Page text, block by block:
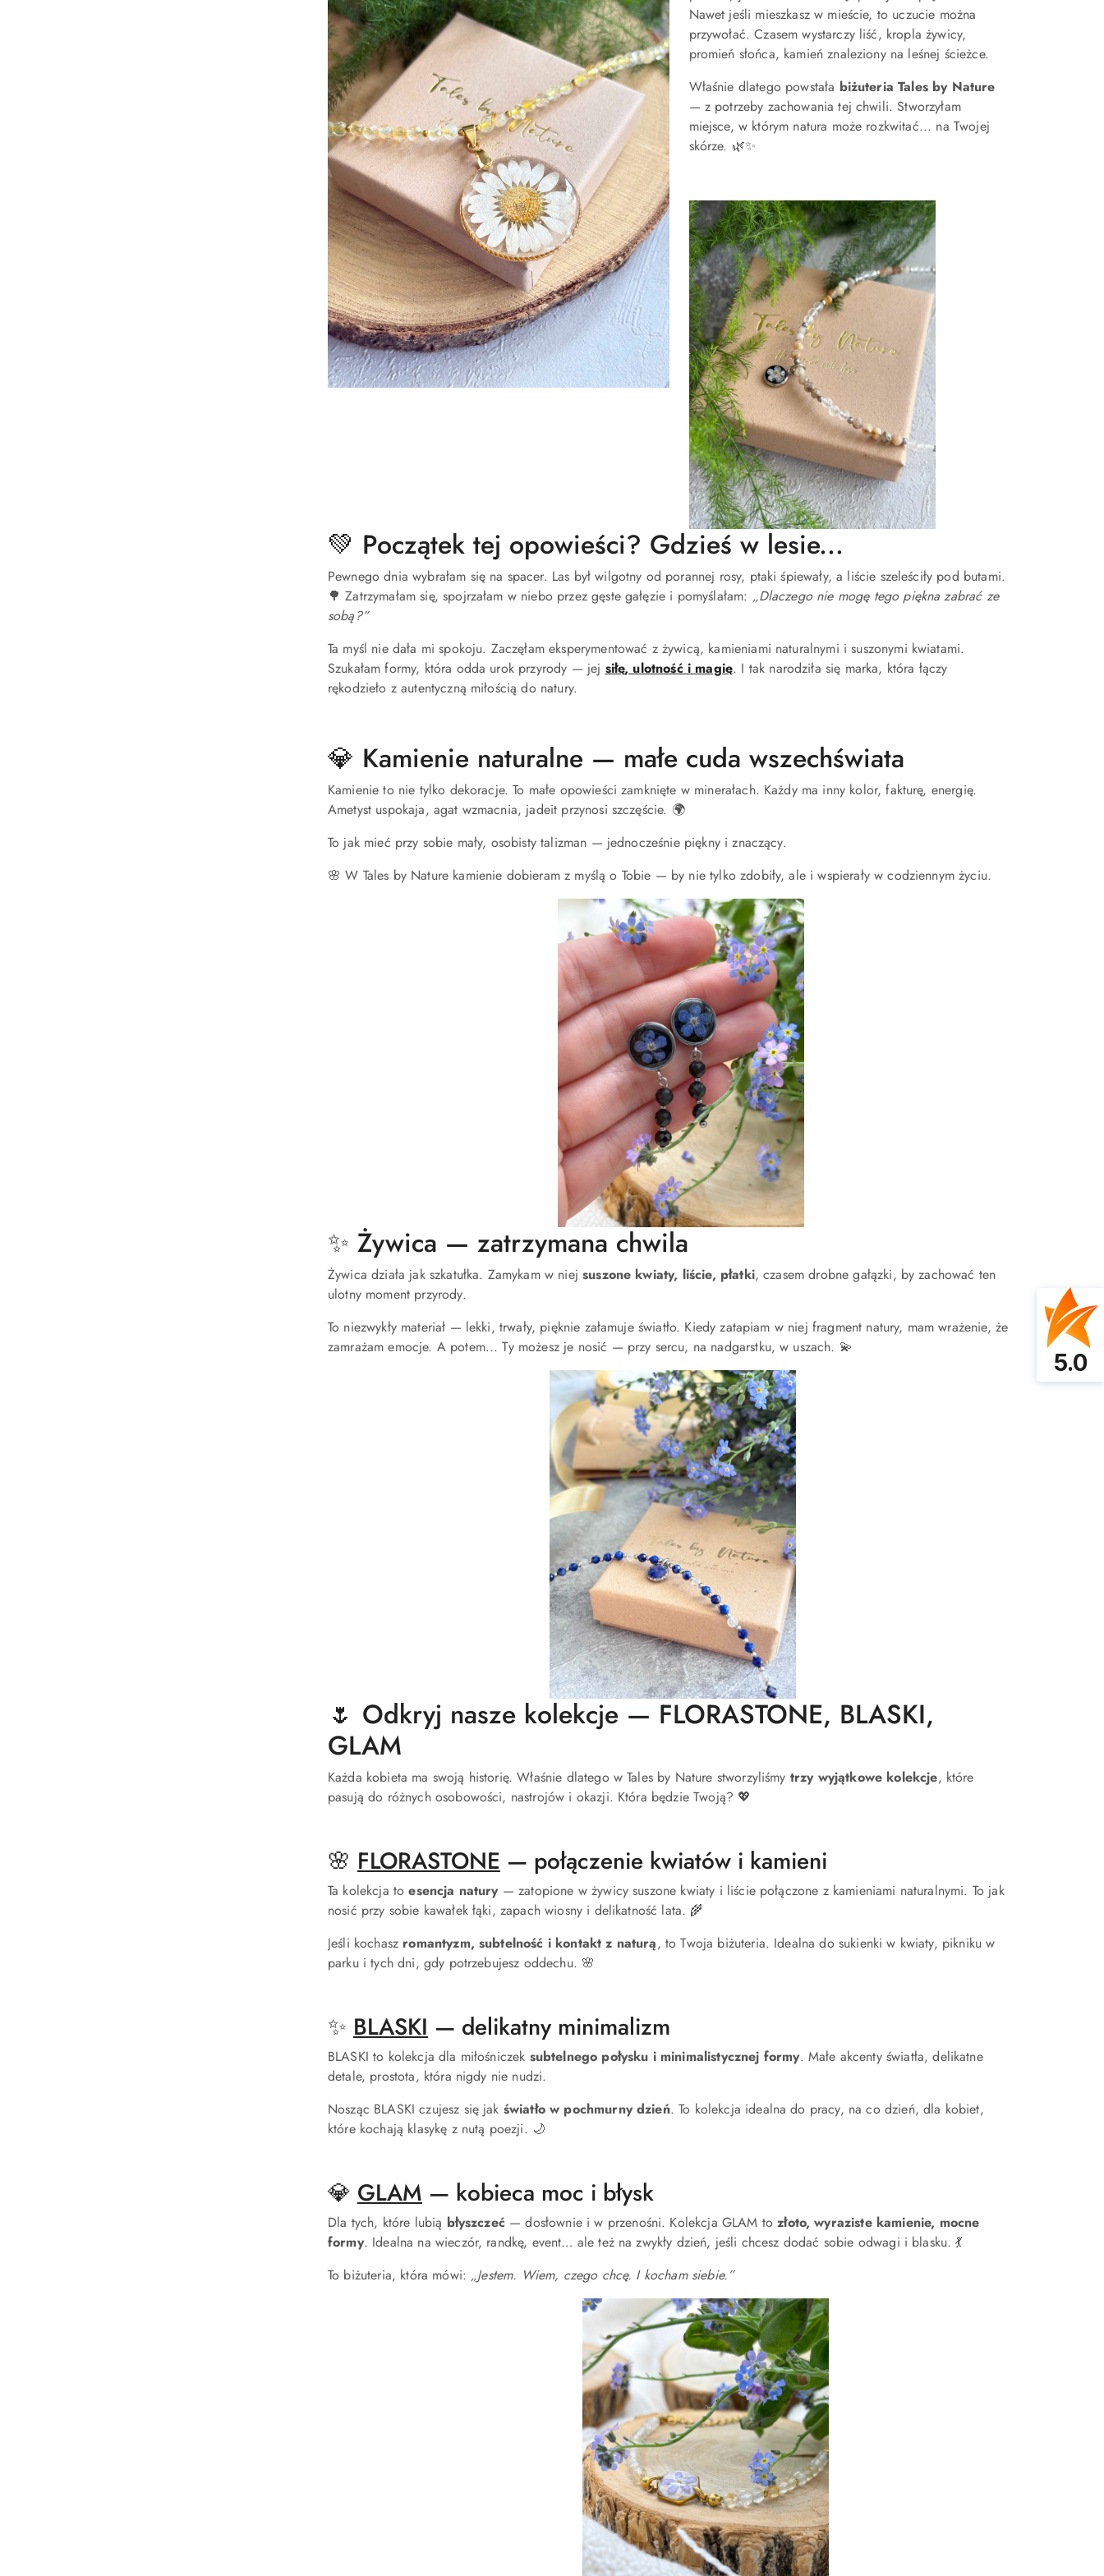
5.0
Nawet jeśli mieszkasz w mieście, to uczucie można
przywołać. Czasem wystarczy liść, kropla żywicy,
promień słońca, kamień znaleziony na leśnej ścieżce.
Właśnie dlatego powstała biżuteria Tales by Nature
— z potrzeby zachowania tej chwili. Stworzyłam
miejsce, w którym natura może rozkwitać... na Twojej
skórze. 🌿✨
💚 Początek tej opowieści? Gdzieś w lesie...
Pewnego dnia wybrałam się na spacer. Las był wilgotny od porannej rosy, ptaki śpiewały, a liście szeleściły pod butami.
🌳 Zatrzymałam się, spojrzałam w niebo przez gęste gałęzie i pomyślałam: „Dlaczego nie mogę tego piękna zabrać ze
sobą?”
Ta myśl nie dała mi spokoju. Zaczęłam eksperymentować z żywicą, kamieniami naturalnymi i suszonymi kwiatami.
Szukałam formy, która odda urok przyrody — jej siłę, ulotność i magię. I tak narodziła się marka, która łączy
rękodzieło z autentyczną miłością do natury.
💎 Kamienie naturalne — małe cuda wszechświata
Kamienie to nie tylko dekoracje. To małe opowieści zamknięte w minerałach. Każdy ma inny kolor, fakturę, energię.
Ametyst uspokaja, agat wzmacnia, jadeit przynosi szczęście. 🌍
To jak mieć przy sobie mały, osobisty talizman — jednocześnie piękny i znaczący.
🌸 W Tales by Nature kamienie dobieram z myślą o Tobie — by nie tylko zdobiły, ale i wspierały w codziennym życiu.
✨ Żywica — zatrzymana chwila
Żywica działa jak szkatułka. Zamykam w niejsuszone kwiaty, liście, płatki, czasem drobne gałązki, by zachować ten
ulotny moment przyrody.
To niezwykły materiał — lekki, trwały, pięknie załamuje światło. Kiedy zatapiam w niej fragment natury, mam wrażenie, że
zamrażam emocje. A potem... Ty możesz je nosić — przy sercu, na nadgarstku, w uszach. 💫
🌷 Odkryj nasze kolekcje — FLORASTONE, BLASKI,
GLAM
Każda kobieta ma swoją historię. Właśnie dlatego w Tales by Nature stworzyliśmy trzy wyjątkowe kolekcje, które
pasują do różnych osobowości, nastrojów i okazji. Która będzie Twoją? 💖
🌸 FLORASTONE — połączenie kwiatów i kamieni
Ta kolekcja toesencja natury— zatopione w żywicy suszone kwiaty i liście połączone z kamieniami naturalnymi. To jak
nosić przy sobie kawałek łąki, zapach wiosny i delikatność lata. 🌾
Jeśli kochasz romantyzm, subtelność i kontakt z naturą, to Twoja biżuteria. Idealna do sukienki w kwiaty, pikniku w
parku i tych dni, gdy potrzebujesz oddechu. 🌸
✨ BLASKI — delikatny minimalizm
BLASKI to kolekcja dla miłośniczek subtelnego połysku i minimalistycznej formy. Małe akcenty światła, delikatne
detale, prostota, która nigdy nie nudzi.
Nosząc BLASKI czujesz się jak światło w pochmurny dzień. To kolekcja idealna do pracy, na co dzień, dla kobiet,
które kochają klasykę z nutą poezji. 🌙
💎 GLAM — kobieca moc i błysk
Dla tych, które lubią błyszczeć — dosłownie i w przenośni. Kolekcja GLAM tozłoto, wyraziste kamienie, mocne
formy. Idealna na wieczór, randkę, event… ale też na zwykły dzień, jeśli chcesz dodać sobie odwagi i blasku. 💃
To biżuteria, która mówi: „Jestem. Wiem, czego chcę. I kocham siebie.”